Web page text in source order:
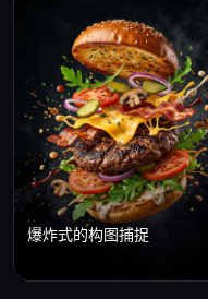
爆炸式的构图捕捉